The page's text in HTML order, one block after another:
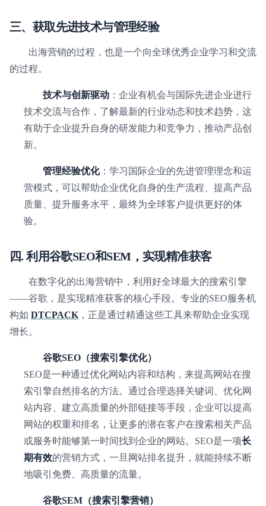
三、获取先进技术与管理经验
出海营销的过程，也是一个向全球优秀企业学习和交流
的过程。
技术与创新驱动 ：企业有机会与国际先进企业进行
技术交流与合作，了解最新的行业动态和技术趋势，这
有助于企业提升自身的研发能力和竞争力，推动产品创
新。
管理经验优化：学习国际企业的先进管理理念和运
营模式，可以帮助企业优化自身的生产流程、提高产品
质量、提升服务水平，最终为全球客户提供更好的体
验。
四. 利用谷歌SEO和SEM，实现精准获客
在数字化的出海营销中，利用好全球最大的搜索引擎
——谷歌，是实现精准获客的核心手段。专业的SEO服务机
构如 DTCPACK ，正是通过精通这些工具来帮助企业实现
增长。
谷歌SEO（搜索引擎优化）
SEO是一种通过优化网站内容和结构，来提高网站在搜
索引擎自然排名的方法。通过合理选择关键词、优化网
站内容、建立高质量的外部链接等手段，企业可以提高
网站的权重和排名，让更多的潜在客户在搜索相关产品
或服务时能够第一时间找到企业的网站。SEO是一项长
期有效的营销方式，一旦网站排名提升，就能持续不断
地吸引免费、高质量的流量。
谷歌SEM（搜索引擎营销）